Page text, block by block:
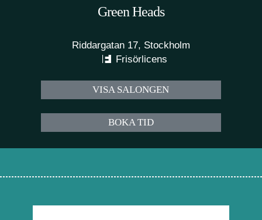
Green Heads
Riddargatan 17, Stockholm
Frisörlicens
VISA SALONGEN
BOKA TID